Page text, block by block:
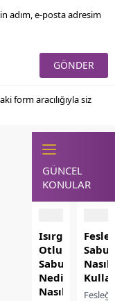
adım, e-posta adresim
form aracılığıyla siz
GÜNCEL
KONULAR
Isırgan
Otlu
Sabun
Nedir?
Nasıl
Nasıl